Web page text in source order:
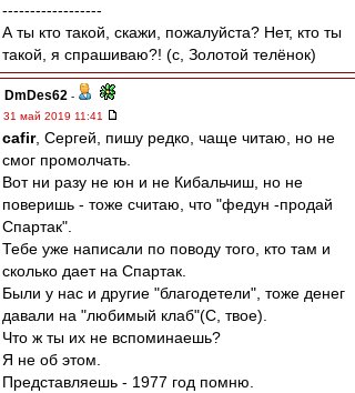
------------------
А ты кто такой, скажи, пожалуйста? Нет, кто ты
такой, я спрашиваю?! (с, Золотой телёнок)
DmDes62 -
31 май 2019 11:41
cafir, Сергей, пишу редко, чаще читаю, но не
смог промолчать.
Вот ни разу не юн и не Кибальчиш, но не
поверишь - тоже считаю, что "федун -продай
Спартак".
Тебе уже написали по поводу того, кто там и
сколько дает на Спартак.
Были у нас и другие "благодетели", тоже денег
давали на "любимый клаб"(С, твое).
Что ж ты их не вспоминаешь?
Я не об этом.
Представляешь - 1977 год помню.